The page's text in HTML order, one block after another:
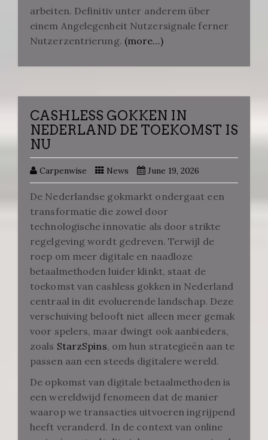
arbeiten. Definitiv unter anderem über
einem Angelegenheit Nutzersignale ferner
Nutzerzentrierung. (more…)
CASHLESS GOKKEN IN
NEDERLAND DE TOEKOMST IS
NU
Carpenwise News June 19, 2026
De Nederlandse gokmarkt ondergaat een
transformatie die zowel door
technologische innovatie als door strikte
regelgeving wordt gedreven. Terwijl de
roep om meer digitale en naadloze
betaalmethoden luider klinkt, staat de
toekomst van cashless gokken in Nederland
centraal in dit evoluerende landschap. Deze
verschuiving belooft niet alleen meer gemak
voor spelers, maar dwingt ook aanbieders,
zoals StarzSpins, om hun strategieën aan te
passen aan een steeds digitalere wereld.
De opkomst van digitale betaalmethoden is
een wereldwijd fenomeen dat de manier
waarop we transacties uitvoeren ingrijpend
heeft veranderd. In de context van online